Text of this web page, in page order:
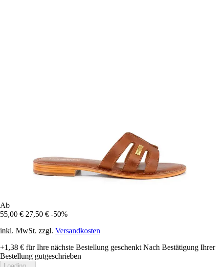
Ab
55,00 € 27,50 € -50%
inkl. MwSt. zzgl. Versandkosten
+1,38 € für Ihre nächste Bestellung geschenkt Nach Bestätigung Ihrer
Bestellung gutgeschrieben